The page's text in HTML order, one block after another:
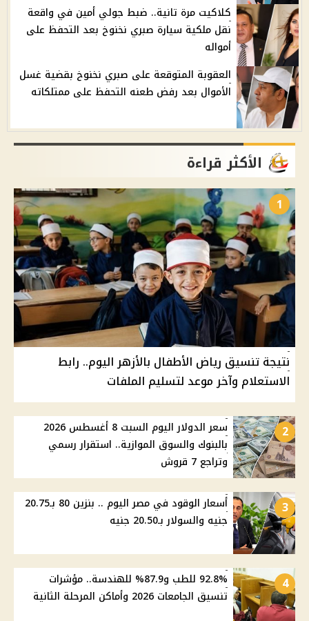
كلاكيت مرة تانية.. ضبط جولي أمين في واقعة
نقل ملكية سيارة صبري نخنوخ بعد التحفظ على
أمواله
العقوبة المتوقعة على صبري نخنوخ بقضية غسل
الأموال بعد رفض طعنه التحفظ على ممتلكاته
الأكثر قراءة
1
نتيجة تنسيق رياض الأطفال بالأزهر اليوم.. رابط
الاستعلام وآخر موعد لتسليم الملفات
2
سعر الدولار اليوم السبت 8 أغسطس 2026
بالبنوك والسوق الموازية.. استقرار رسمي
وتراجع 7 قروش
3
أسعار الوقود في مصر اليوم .. بنزين 80 بـ20.75
جنيه والسولار بـ20.50 جنيه
4
92.8% للطب و87.9% للهندسة.. مؤشرات
تنسيق الجامعات 2026 وأماكن المرحلة الثانية